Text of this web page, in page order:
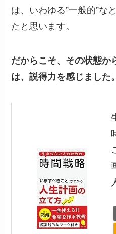
は、いわゆる”一般的”な
たと思います。
だからこそ、その状態か
は、説得力を感じました。